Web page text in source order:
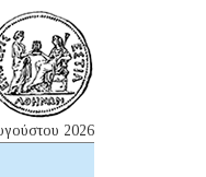
2026